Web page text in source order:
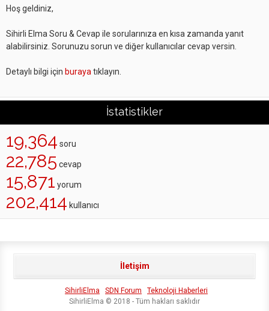
Hoş geldiniz,
Sihirli Elma Soru & Cevap ile sorularınıza en kısa zamanda yanıt
alabilirsiniz. Sorunuzu sorun ve diğer kullanıcılar cevap versin.
Detaylı bilgi için buraya tıklayın.
İstatistikler
19,364 soru
22,785 cevap
15,871 yorum
202,414 kullanıcı
İletişim
SihirliElma SDN Forum
Teknoloji Haberleri
SihirliElma © 2018 - Tüm hakları saklıdır